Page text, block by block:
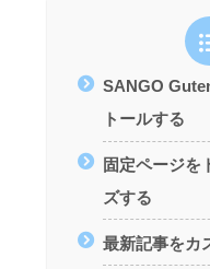
SANGO
トールする
固定ページを
ズする
最新記事をカ